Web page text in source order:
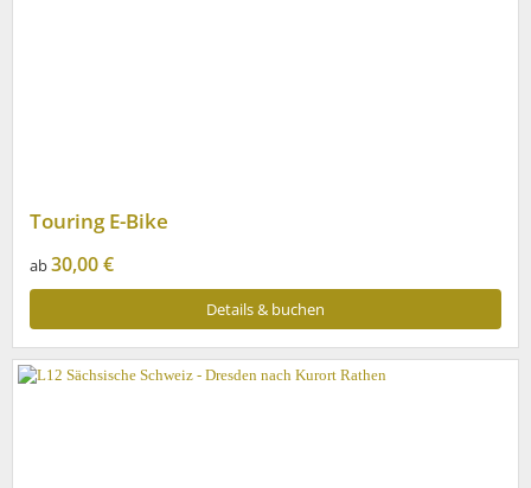
Touring E-Bike
ab30,00 €
Details & buchen